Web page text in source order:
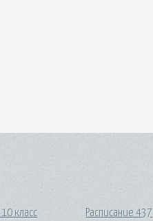
класс
Расписание 437